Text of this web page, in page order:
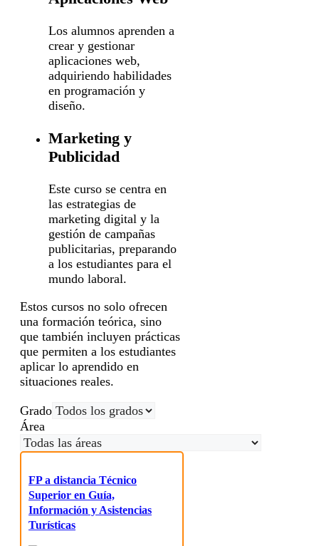
Los alumnos aprenden a
crear y gestionar
aplicaciones web,
adquiriendo habilidades
en programación y
diseño.
Marketing y
Publicidad
Este curso se centra en
las estrategias de
marketing digital y la
gestión de campañas
publicitarias, preparando
a los estudiantes para el
mundo laboral.
Estos cursos no solo ofrecen
una formación teórica, sino
que también incluyen prácticas
que permiten a los estudiantes
aplicar lo aprendido en
situaciones reales.
Grado
Área
FP a distancia Técnico
Superior en Guía,
Información y Asistencias
Turísticas